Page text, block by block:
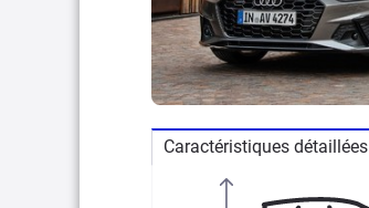
Caractéristiques détaillées